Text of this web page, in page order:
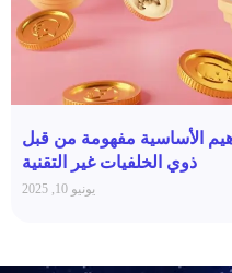
الأساسية مفهومة من قبل
ذوي الخلفيات غير التقنية
يونيو 10, 2025